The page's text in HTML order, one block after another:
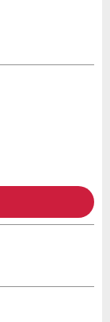
copie de l'e-
pour cette